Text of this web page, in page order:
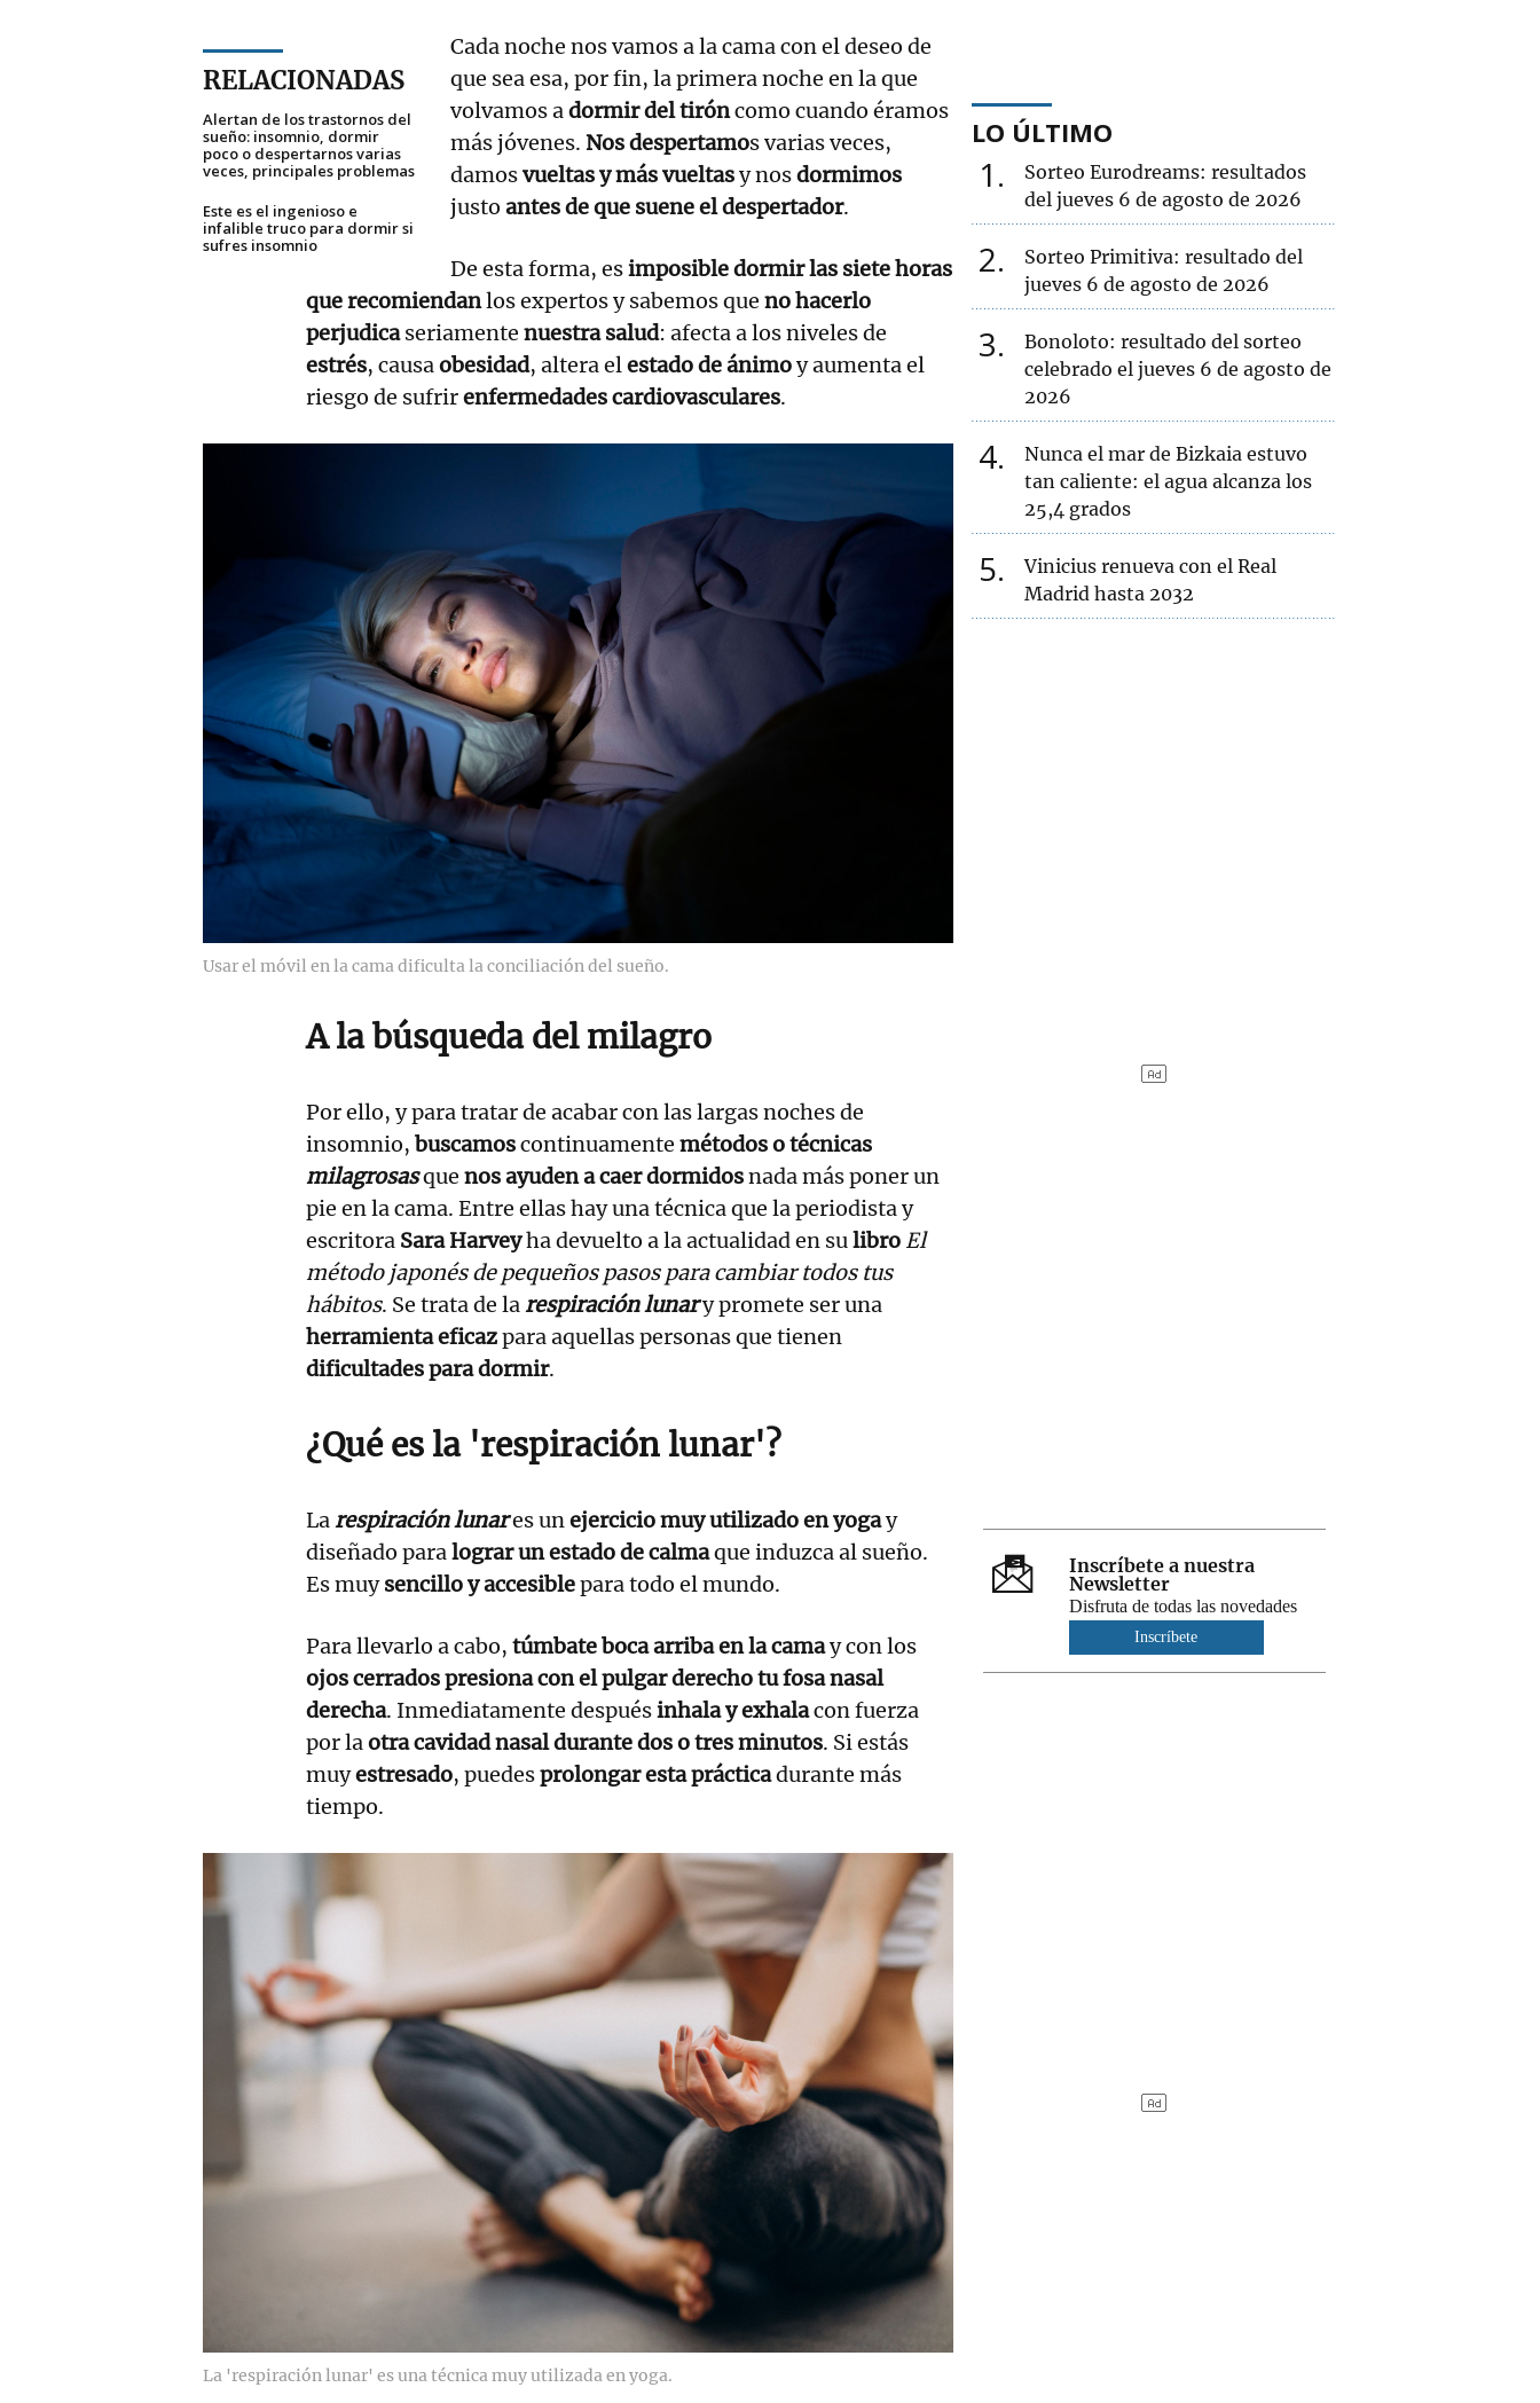
RELACIONADAS
Alertan de los trastornos del
sueño: insomnio, dormir
poco o despertarnos varias
veces, principales problemas
Este es el ingenioso e
infalible truco para dormir si
sufres insomnio
Cada noche nos vamos a la cama con el deseo de
que sea esa, por fin, la primera noche en la que
volvamos adormir del tiróncomo cuando éramos
más jóvenes. Nos despertamos varias veces,
damosvueltas y más vueltasy nosdormimos
justoantes de que suene el despertador.
De esta forma, esimposible dormir las siete horas
que recomiendanlos expertos y sabemos que no hacerlo
perjudicaseriamente nuestra salud: afecta a los niveles de
estrés, causaobesidad, altera elestado de ánimoy aumenta el
riesgo de sufrirenfermedades cardiovasculares.
Usar el móvil en la cama dificulta la conciliación del sueño.
A la búsqueda del milagro
Por ello, y para tratar de acabar con las largas noches de
insomnio, buscamoscontinuamente métodos o técnicas
milagrosasque nos ayuden a caer dormidosnada más poner un
pie en la cama. Entre ellas hay una técnica que la periodista y
escritora Sara Harveyha devuelto a la actualidad en sulibro El
método japonés de pequeños pasos para cambiar todos tus
hábitos. Se trata de larespiración lunary promete ser una
herramienta eficazpara aquellas personas que tienen
dificultades para dormir.
¿Qué es la 'respiración lunar'?
Larespiración lunares unejercicio muy utilizado en yogay
diseñado paralograr un estado de calmaque induzca al sueño.
Es muysencillo y accesiblepara todo el mundo.
Para llevarlo a cabo, túmbate boca arriba en la camay con los
ojos cerrados presiona con el pulgar derecho tu fosa nasal
derecha. Inmediatamente despuésinhala y exhalacon fuerza
por laotra cavidad nasal durante dos o tres minutos. Si estás
muyestresado, puedesprolongar esta prácticadurante más
tiempo.
La 'respiración lunar' es una técnica muy utilizada en yoga.
LO ÚLTIMO
1
Sorteo Eurodreams: resultados
del jueves 6 de agosto de 2026
2
Sorteo Primitiva: resultado del
jueves 6 de agosto de 2026
3
Bonoloto: resultado del sorteo
celebrado el jueves 6 de agosto de
2026
4
Nunca el mar de Bizkaia estuvo
tan caliente: el agua alcanza los
25,4 grados
5
Vinicius renueva con el Real
Madrid hasta 2032
Inscríbete a nuestra
Newsletter
Disfruta de todas las novedades
Inscríbete